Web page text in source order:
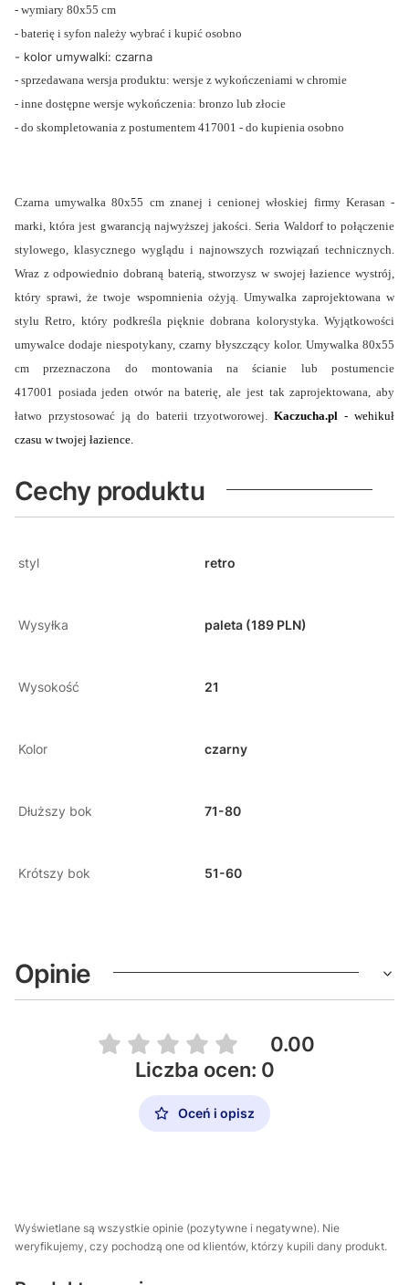
- wymiary 80x55 cm
- baterię i syfon należy wybrać i kupić osobno
- kolor umywalki: czarna
- sprzedawana wersja produktu: wersje z wykończeniami w chromie
- inne dostępne wersje wykończenia: bronzo lub złocie
- do skompletowania z postumentem 417001 - do kupienia osobno
Czarna umywalka 80x55 cm znanej i cenionej włoskiej firmy Kerasan -
marki, która jest gwarancją najwyższej jakości. Seria Waldorf to połączenie
stylowego, klasycznego wyglądu i najnowszych rozwiązań technicznych.
Wraz z odpowiednio dobraną baterią, stworzysz w swojej łazience wystrój,
który sprawi, że twoje wspomnienia ożyją. Umywalka zaprojektowana w
stylu Retro, który podkreśla pięknie dobrana kolorystyka. Wyjątkowości
umywalce dodaje niespotykany, czarny błyszczący kolor. Umywalka 80x55
cm przeznaczona do montowania na ścianie lub postumencie
417001 posiada jeden otwór na baterię, ale jest tak zaprojektowana, aby
łatwo przystosować ją do baterii trzyotworowej.Kaczucha.pl - wehikuł
czasu w twojej łazience.
Cechy produktu
styl retro
Wysyłka paleta (189 PLN)
Wysokość 21
Kolor czarny
Dłuższy bok 71-80
Krótszy bok 51-60
Opinie
0.00
Liczba ocen: 0
Oceń i opisz
Wyświetlane są wszystkie opinie (pozytywne i negatywne). Nie
weryfikujemy, czy pochodzą one od klientów, którzy kupili dany produkt.